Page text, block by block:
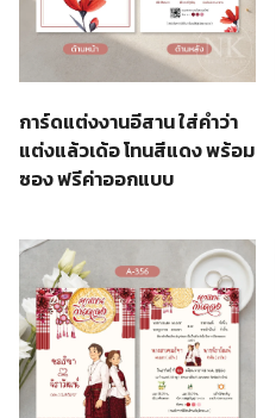
การ์ดแต่งงานอีสาน ใส่คำว่า
แต่งแล้วเด้อ โทนสีแดง พร้อม
ซอง ฟรีค่าออกแบบ